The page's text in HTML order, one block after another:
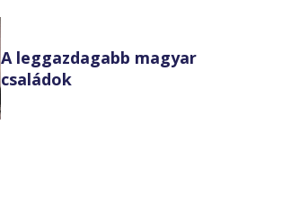
A leggazdagabb magyar
családok